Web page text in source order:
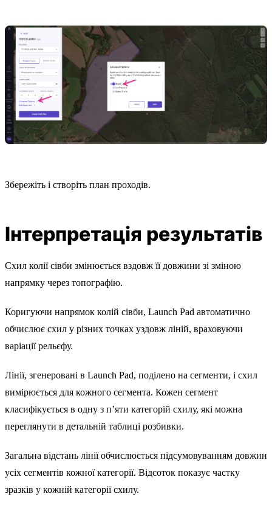
Збережіть і створіть план проходів.
Інтерпретація результатів
Схил колії сівби змінюється вздовж її довжини зі зміною
напрямку через топографію.
Коригуючи напрямок колій сівби, Launch Pad автоматично
обчислює схил у різних точках уздовж ліній, враховуючи
варіації рельєфу.
Лінії, згенеровані в Launch Pad, поділено на сегменти, і схил
вимірюється для кожного сегмента. Кожен сегмент
класифікується в одну з п’яти категорій схилу, які можна
переглянути в детальній таблиці розбивки.
Загальна відстань лінії обчислюється підсумовуванням довжин
усіх сегментів кожної категорії. Відсоток показує частку
зразків у кожній категорії схилу.